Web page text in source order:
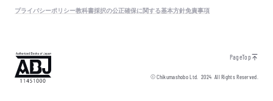
プライバシーポリシー教科書採択の公正確保に関する基本方針免責事項
PageTop
© Chikumashobo Ltd.2024 All Rights Reserved.